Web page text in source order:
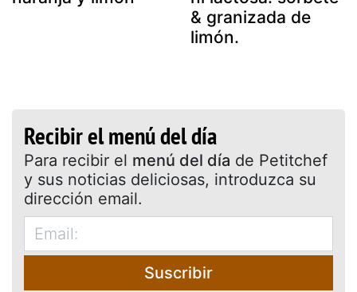
& granizada de
limón.
Recibir el menú del día
Para recibir el menú del día de Petitchef
y sus noticias deliciosas, introduzca su
dirección email.
Suscribir